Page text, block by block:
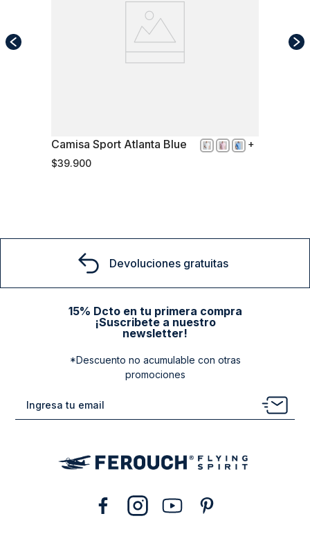
XXL
Camisa Sport Atlanta Blue
$39.900
Devoluciones gratuitas
15% Dcto en tu primera compra
¡Suscribete a nuestro
newsletter!
*Descuento no acumulable con otras
promociones